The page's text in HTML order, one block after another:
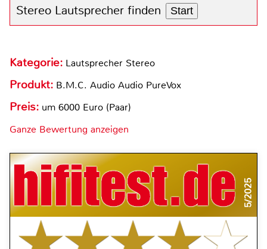
Stereo Lautsprecher finden Start
Kategorie: Lautsprecher Stereo
Produkt: B.M.C. Audio Audio PureVox
Preis: um 6000 Euro (Paar)
Ganze Bewertung anzeigen
5/2025